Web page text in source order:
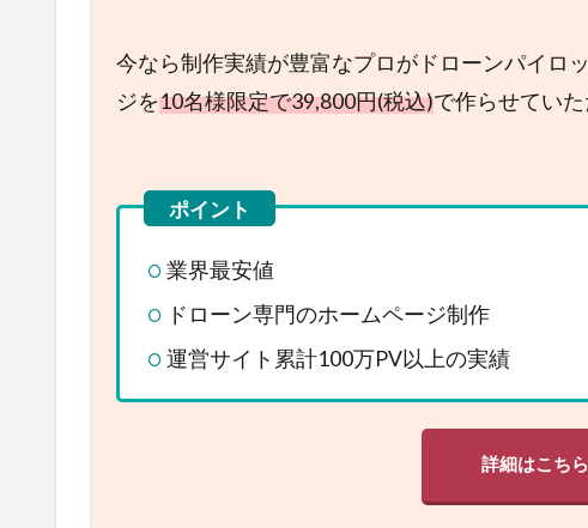
今なら制作実績が豊富なプロがドローンパイロ
ジを10名様限定で39,800円(税込)で作らせていた
業界最安値
ドローン専門のホームページ制作
運営サイト累計100万PV以上の実績
詳細はこちら